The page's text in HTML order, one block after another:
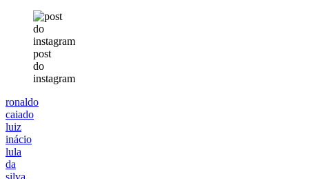
post
do
instagram
ronaldo
caiado
luiz
inácio
lula
da
silva